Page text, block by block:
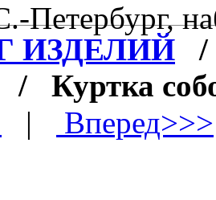
Петербург,
ИЗДЕЛИЙ
/ Куртка
|
Вперед>>>